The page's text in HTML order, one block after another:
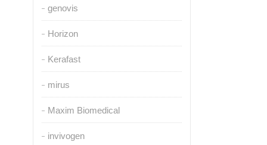
genovis
Horizon
Kerafast
mirus
Maxim Biomedical
invivogen